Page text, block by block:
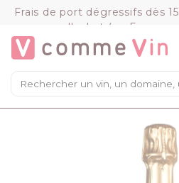
Frais de port dégressifs dès
d'achat (en France
Mon panier
Chargement du panier...
VOIR LE PANIER
Panneau de gestion des